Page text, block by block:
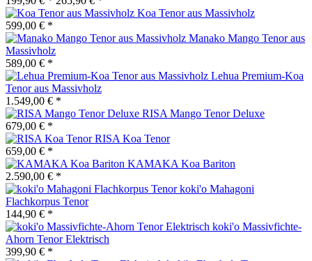
Koa Tenor aus Massivholz
599,00 € *
Manako Mango Tenor aus
Massivholz
589,00 € *
Lehua Premium-Koa
Tenor aus Massivholz
1.549,00 € *
RISA Mango Tenor Deluxe
679,00 € *
RISA Koa Tenor
659,00 € *
KAMAKA Koa Bariton
2.590,00 € *
koki'o Mahagoni
Flachkorpus Tenor
144,90 € *
koki'o Massivfichte-
Ahorn Tenor Elektrisch
399,90 € *